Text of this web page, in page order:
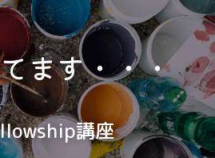
ます・・・
講座